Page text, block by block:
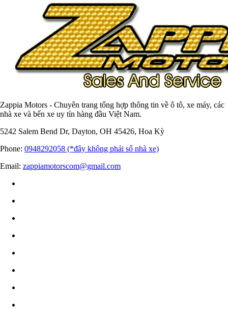
Zappia Motors - Chuyên trang tổng hợp thông tin về ô tô, xe máy, các
nhà xe và bến xe uy tín hàng đầu Việt Nam.
5242 Salem Bend Dr, Dayton, OH 45426, Hoa Kỳ
Phone: 0948292058 (*đây không phải số nhà xe)
Email: zappiamotorscom@gmail.com